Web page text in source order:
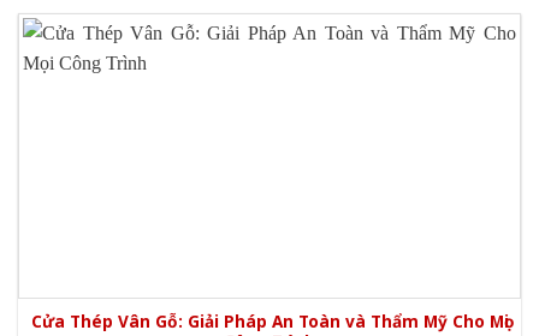
Cửa Thép Vân Gỗ: Giải Pháp An Toàn và Thẩm Mỹ Cho Mọi